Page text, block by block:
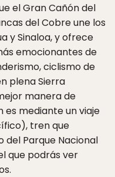
el Gran Cañón del
del Cobre une los
y Sinaloa, y ofrece
emocionantes de
ciclismo de
plena Sierra
manera de
es mediante un viaje
tren que
del Parque Nacional
que podrás ver